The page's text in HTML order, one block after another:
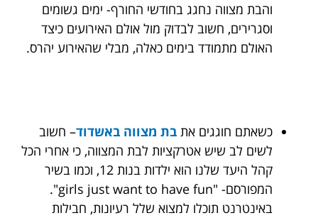
והבת מצווה נחגג בחודשי החורף- ימים גשומים
וסגרירים, חשוב לבדוק מול אולם האירועים כיצד
האולם מתמודד בימים כאלה, מבלי שהאירוע יהרס.
כשאתם חוגגים את בת מצווה באשדוד– חשוב
לשים לב שיש אטרקציות לבת המצווה, כי אחרי הכל
קהל היעד שלנו הוא ילדות בנות 12, וכמו בשיר
המפורסם- "girls just want to have fun".
באינטרנט תוכלו למצוא שלל רעיונות, חבילות